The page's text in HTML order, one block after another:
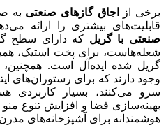
برخی از اجاق گازهای صنعتی به
قابلیت‌های بیشتری را ارائه
صنعتی با گریل که دارای سطح
شعله‌هاست، برای پخت استیک،
گریل شده ایده‌آل است. همچنین،
وجود دارند که برای رستوران‌های
سرو می‌کنند، بسیار کاربردی
بهینه‌سازی فضا و افزایش تنوع
هوشمندانه برای آشپزخانه‌های